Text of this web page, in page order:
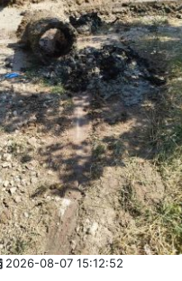
2026-08-07 15:12:52